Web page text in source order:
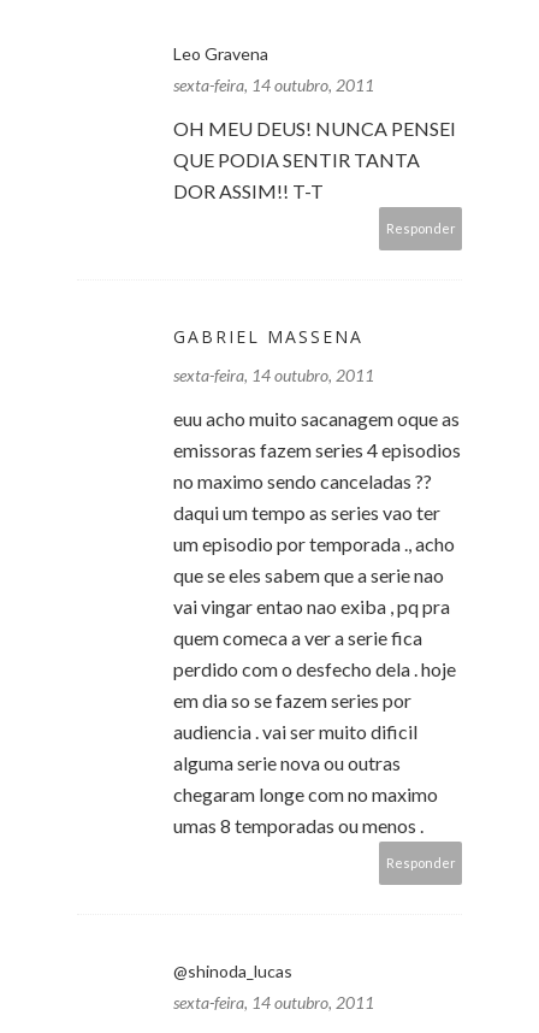
Leo Gravena
sexta-feira, 14 outubro, 2011
OH MEU DEUS! NUNCA PENSEI
QUE PODIA SENTIR TANTA
DOR ASSIM!! T-T
Responder
GABRIEL MASSENA
sexta-feira, 14 outubro, 2011
euu acho muito sacanagem oque as
emissoras fazem series 4 episodios
no maximo sendo canceladas ??
daqui um tempo as series vao ter
um episodio por temporada ., acho
que se eles sabem que a serie nao
vai vingar entao nao exiba , pq pra
quem comeca a ver a serie fica
perdido com o desfecho dela . hoje
em dia so se fazem series por
audiencia . vai ser muito dificil
alguma serie nova ou outras
chegaram longe com no maximo
umas 8 temporadas ou menos .
Responder
@shinoda_lucas
sexta-feira, 14 outubro, 2011